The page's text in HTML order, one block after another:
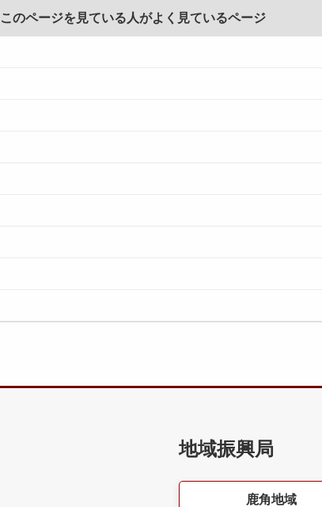
このページを見ている人がよく見ているページ
地域振興局
鹿角地域